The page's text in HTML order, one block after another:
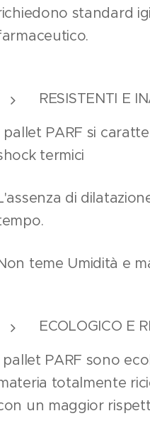
standard
RESISTENTI E
pallet PARF si
termici
di
teme Umidità e
ECOLOGICO E
pallet PARF sono
totalmente
un maggior